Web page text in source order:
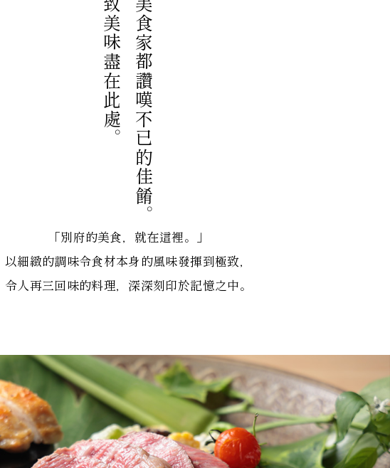
每一道讓美食家都讚嘆不已的佳餚。
「別府的美食，就在這裡。」
以細緻的調味令食材本身的風味發揮到極致，
令人再三回味的料理，深深刻印於記憶之中。